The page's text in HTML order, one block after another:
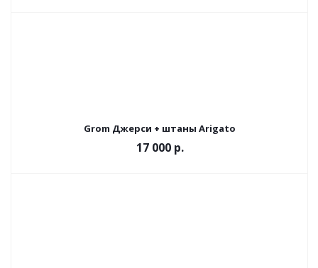
Grom Джерси + штаны Arigato
17 000 р.